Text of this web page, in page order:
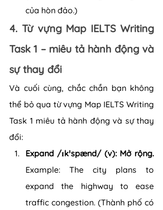
của hòn đảo.)
4. Từ vựng Map IELTS Writing
Task 1 – miêu tả hành động và
sự thay đổi
Và cuối cùng, chắc chắn bạn không
thể bỏ qua từ vựng Map IELTS Writing
Task 1 miêu tả hành động và sự thay
đổi:
Expand /ɪkˈspænd/ (v): Mở rộng.
Example: The city plans to
expand the highway to ease
traffic congestion. (Thành phố có